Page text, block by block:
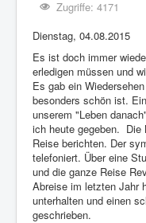
Zugriffe: 4171
Dienstag, 04.08.2015
Es ist doch immer
erledigen müssen und
Es gab ein
besonders schön ist.
unserem "Leben
ich heute gegeben. Die
Reise berichten. Der
telefoniert. Über eine
und die ganze Reise
Abreise im letzten Jahr
unterhalten und einen
geschrieben.